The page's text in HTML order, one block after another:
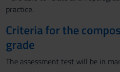
practice.
Criteria for the
grade
The assessment test will be in